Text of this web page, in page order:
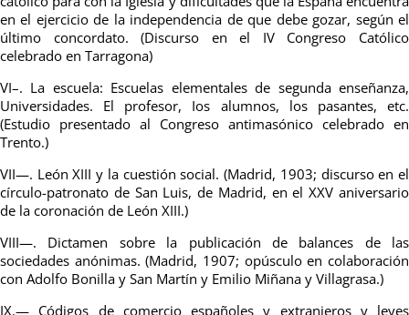
en el ejercicio de la independencia de que debe gozar, según el
último concordato. (Discurso en el IV Congreso Católico
celebrado en Tarragona)
VI–. La escuela: Escuelas elementales de segunda enseñanza,
Universidades. El profesor, Ios alumnos, los pasantes, etc.
(Estudio presentado al Congreso antimasónico celebrado en
Trento.)
VII—. León XIII y la cuestión social. (Madrid, 1903; discurso en el
círculo-patronato de San Luis, de Madrid, en el XXV aniversario
de la coronación de León XIII.)
VIII—. Dictamen sobre la publicación de balances de las
sociedades anónimas. (Madrid, 1907; opúsculo en colaboración
con Adolfo Bonilla y San Martín y Emilio Miñana y Villagrasa.)
IX.— Códigos de comercio españoles y extranjeros y leyes